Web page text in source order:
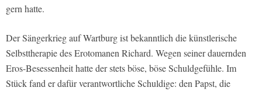
gern hatte.
Der Sängerkrieg auf Wartburg ist bekanntlich die künstlerische
Selbsttherapie des Erotomanen Richard. Wegen seiner dauernden
Eros-Besessenheit hatte der stets böse, böse Schuldgefühle. Im
Stück fand er dafür verantwortliche Schuldige: den Papst, die